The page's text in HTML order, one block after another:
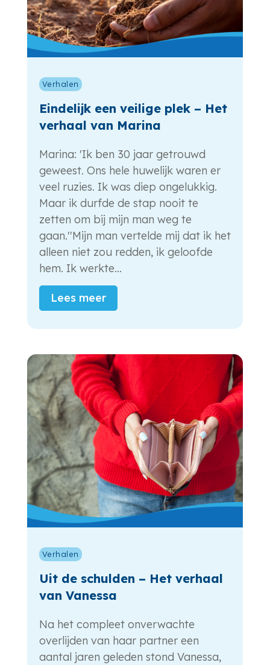
Verhalen
Eindelijk een veilige plek – Het
verhaal van Marina
Marina: 'Ik ben 30 jaar getrouwd
geweest. Ons hele huwelijk waren er
veel ruzies. Ik was diep ongelukkig.
Maar ik durfde de stap nooit te
zetten om bij mijn man weg te
gaan.''Mijn man vertelde mij dat ik het
alleen niet zou redden, ik geloofde
hem. Ik werkte...
Lees meer
Verhalen
Uit de schulden – Het verhaal
van Vanessa
Na het compleet onverwachte
overlijden van haar partner een
aantal jaren geleden stond Vanessa,